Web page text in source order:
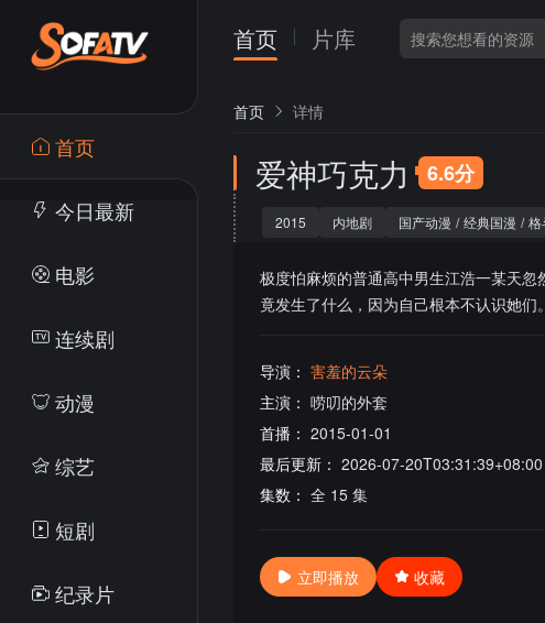
首页
今日最新
电影
连续剧
动漫
综艺
短剧
纪录片
首页 片库
首页 详情
爱神巧克力 6.6分
2015 内地剧 国产动漫 / 经典国漫 / 格
极度怕麻烦的普通高中男生江浩一某天
竟发生了什么，因为自己根本不认识她们。
导演： 害羞的云朵
主演： 唠叨的外套
首播： 2015-01-01
最后更新： 2026-07-20T03:31:39+08:00
集数： 全 15 集
立即播放 收藏